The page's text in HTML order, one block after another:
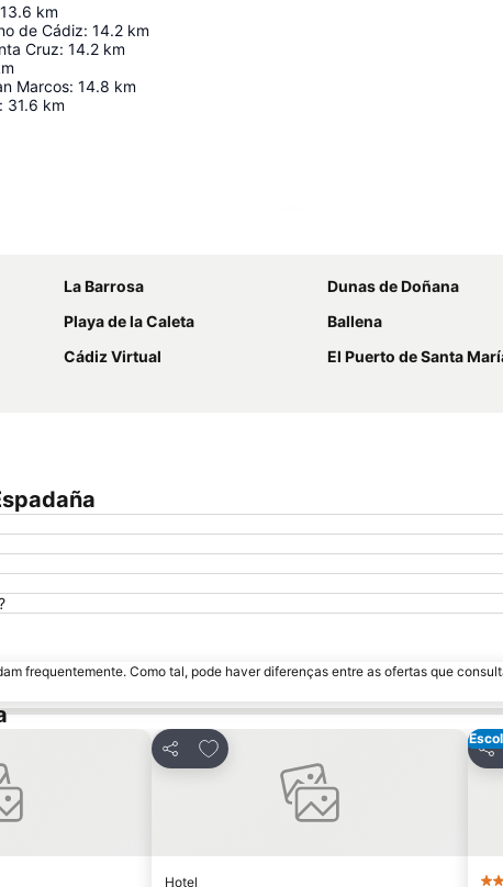
13.6 km
de Cádiz: 14.2 km
Cruz: 14.2 km
Marcos: 14.8 km
: 31.6 km
La Barrosa
Dunas de Doñana
Playa de la Caleta
Ballena
Cádiz Virtual
El Puerto de Santa
frequentemente. Como tal, pode haver diferenças entre as ofertas que
Partilhar
Adicionar aos favoritos
Hotel